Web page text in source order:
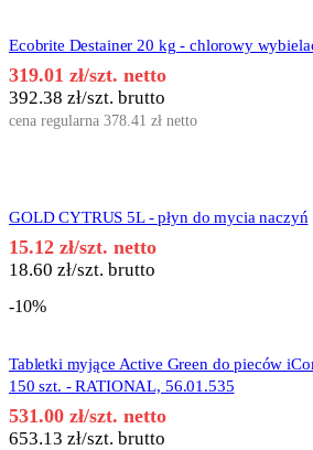
Ecobrite Destainer 20 kg - chlorowy
319.01 zł/szt. netto
392.38 zł/szt. brutto
cena regularna 378.41 zł netto
GOLD CYTRUS 5L - płyn do mycia naczyń
15.12 zł/szt. netto
18.60 zł/szt. brutto
-10%
Tabletki myjące Active Green do pieców
150 szt. - RATIONAL, 56.01.535
531.00 zł/szt. netto
653.13 zł/szt. brutto